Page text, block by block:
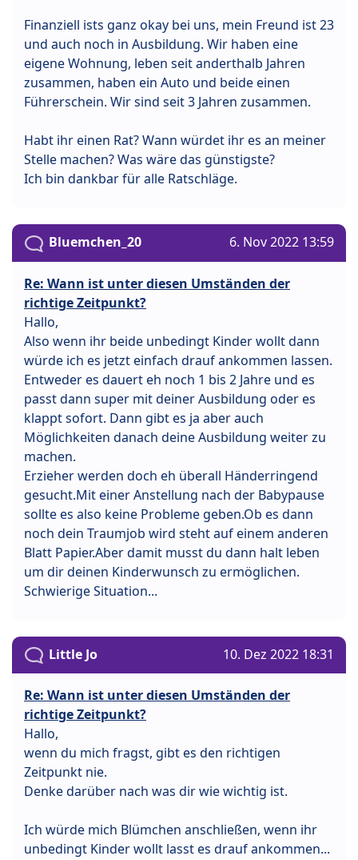
Finanziell ists ganz okay bei uns, mein Freund ist 23
und auch noch in Ausbildung. Wir haben eine
eigene Wohnung, leben seit anderthalb Jahren
zusammen, haben ein Auto und beide einen
Führerschein. Wir sind seit 3 Jahren zusammen.
Habt ihr einen Rat? Wann würdet ihr es an meiner
Stelle machen? Was wäre das günstigste?
Ich bin dankbar für alle Ratschläge.
Bluemchen_20 6. Nov 2022 13:59
Re: Wann ist unter diesen Umständen der
richtige Zeitpunkt?
Hallo,
Also wenn ihr beide unbedingt Kinder wollt dann
würde ich es jetzt einfach drauf ankommen lassen.
Entweder es dauert eh noch 1 bis 2 Jahre und es
passt dann super mit deiner Ausbildung oder es
klappt sofort. Dann gibt es ja aber auch
Möglichkeiten danach deine Ausbildung weiter zu
machen.
Erzieher werden doch eh überall Händerringend
gesucht.Mit einer Anstellung nach der Babypause
sollte es also keine Probleme geben.Ob es dann
noch dein Traumjob wird steht auf einem anderen
Blatt Papier.Aber damit musst du dann halt leben
um dir deinen Kinderwunsch zu ermöglichen.
Schwierige Situation...
Little Jo 10. Dez 2022 18:31
Re: Wann ist unter diesen Umständen der
richtige Zeitpunkt?
Hallo,
wenn du mich fragst, gibt es den richtigen
Zeitpunkt nie.
Denke darüber nach was dir wie wichtig ist.
Ich würde mich Blümchen anschließen, wenn ihr
unbedingt Kinder wollt lasst es drauf ankommen...